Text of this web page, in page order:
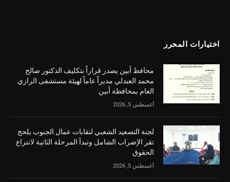
اختيارات المحرر
محافظ أبين يصدر قراراً بتكليف الدكتور صالح
محمد العبدلي مديراً عاماً لهيئة مستشفى الرازي
العام بمحافظة أبين
أغسطس 5, 2026
لجنة التصعيد الشعبي لنقابات عمال الجنوب بلحج
تقر الإضراب الشامل وتبدأ المرحلة الثانية لانتزاع
الحقوق
أغسطس 5, 2026